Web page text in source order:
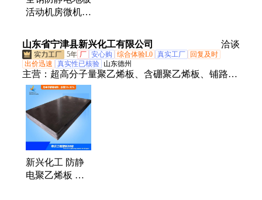
活动地板、静电地板、网络地板、oa网络地板、架空
活动机房微机办
架空抗静电
山东省宁津县新兴化工有限公司 洽谈
5年 厂 安心购 综合体验L0 真实工厂
回复及时
出价迅速
真实性已核验 山东德州
主营： 超高分子量聚乙烯板、含硼聚乙烯板、铺路垫
板、防静电、防辐射聚乙烯板、超高分子量聚乙烯异
形件、支腿垫板、防中子屏蔽材料、高密度聚乙烯
板、Hdpe阻沙板、HDPE板、冰球场围栏、足球回弹
板、pp板、仿真冰板
新兴化工 防静
电聚乙烯板 抗